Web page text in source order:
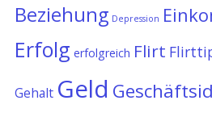
Beziehung Depression
Erfolg erfolgreich Flirt
Gehalt Geld